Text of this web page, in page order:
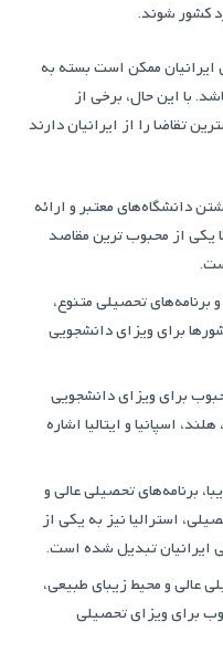
کشور شوند.
ممکن است بسته به
با این حال، برخی از
تقاضا را از ایرانیان دارند
دانشگاه‌های معتبر و ارائه
یکی از محبوب ترین مقاصد
و برنامه‌های تحصیلی متنوع،
برای ویزای دانشجویی
برای ویزای دانشجویی
اسپانیا و ایتالیا اشاره
برنامه‌های تحصیلی عالی و
استرالیا نیز به یکی از
ایرانیان تبدیل شده است.
عالی و محیط زیبای طبیعی،
برای ویزای تحصیلی